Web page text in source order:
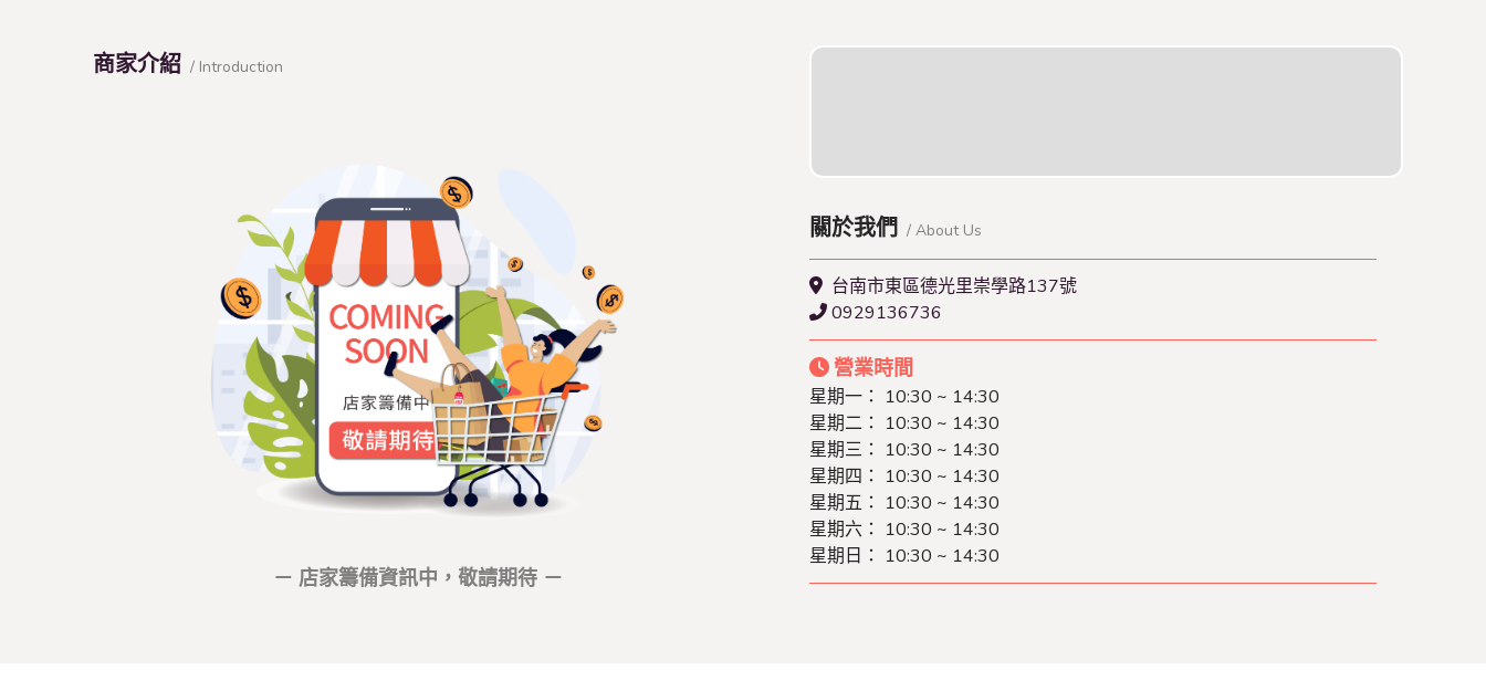
商家介紹 / Introduction
－ 店家籌備資訊中，敬請期待 －
關於我們 / About Us
台南市東區德光里崇學路137號
0929136736
營業時間
星期一： 10:30 ~ 14:30
星期二： 10:30 ~ 14:30
星期三： 10:30 ~ 14:30
星期四： 10:30 ~ 14:30
星期五： 10:30 ~ 14:30
星期六： 10:30 ~ 14:30
星期日： 10:30 ~ 14:30